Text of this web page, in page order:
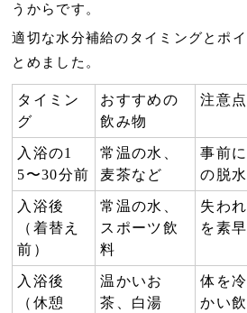
うからです。
適切な水分補給のタイミングとポ
とめました。
タイミン
グ
おすすめの
飲み物
注意
入浴の1
5〜30分前
常温の水、
麦茶など
事前
の脱
入浴後
（着替え
前）
常温の水、
スポーツ飲
料
失わ
を素
入浴後
（休憩
温かいお
茶、白湯
体を
かい